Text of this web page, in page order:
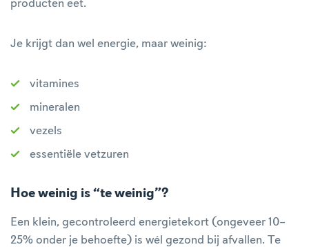
producten eet.
Je krijgt dan wel energie, maar weinig:
vitamines
mineralen
vezels
essentiële vetzuren
Hoe weinig is “te weinig”?
Een klein, gecontroleerd energietekort (ongeveer 10–
25% onder je behoefte) is wél gezond bij afvallen. Te